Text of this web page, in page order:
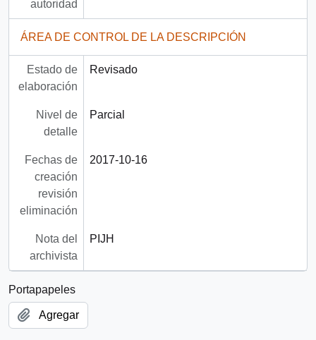
autoridad
ÁREA DE CONTROL DE LA DESCRIPCIÓN
Estado de
elaboración
Revisado
Nivel de
detalle
Parcial
Fechas de
creación
revisión
eliminación
2017-10-16
Nota del
archivista
PIJH
Portapapeles
Agregar